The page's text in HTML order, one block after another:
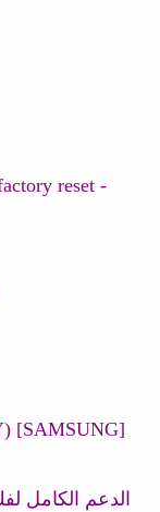
- Added fully support to disable RMM STATE on new Samsung Oreo devices without Re-enable after factory reset
[SAMSUNG] Added fully support to unlock network for the following models (on adb combination - KNOX 0 ONLY):
الدعم الكامل